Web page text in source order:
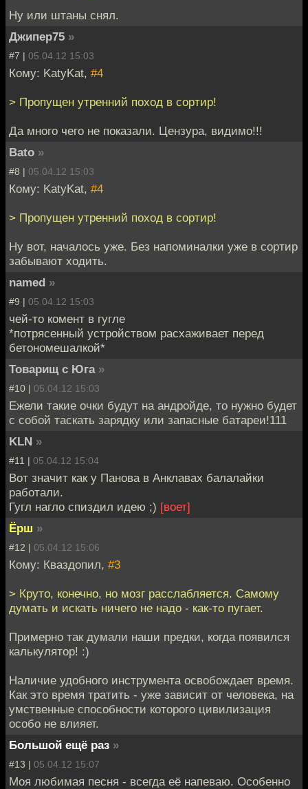
Ну или штаны снял.
Джипер75 »
#7 | 05.04.12 15:03
Кому: KatyKat, #4
> Пропущен утренний поход в сортир!
Да много чего не показали. Цензура, видимо!!!
Bato »
#8 | 05.04.12 15:03
Кому: KatyKat, #4
> Пропущен утренний поход в сортир!
Ну вот, началось уже. Без напоминалки уже в сортир
забывают ходить.
named »
#9 | 05.04.12 15:03
чей-то комент в гугле
*потрясенный устройством расхаживает перед
бетономешалкой*
Товарищ с Юга »
#10 | 05.04.12 15:03
Ежели такие очки будут на андройде, то нужно будет
с собой таскать зарядку или запасные батареи!111
KLN »
#11 | 05.04.12 15:04
Вот значит как у Панова в Анклавах балалайки
работали.
Гугл нагло спиздил идею ;) [воет]
Ёрш »
#12 | 05.04.12 15:06
Кому: Кваздопил, #3
> Круто, конечно, но мозг расслабляется. Самому
думать и искать ничего не надо - как-то пугает.
Примерно так думали наши предки, когда появился
калькулятор! :)
Наличие удобного инструмента освобождает время.
Как это время тратить - уже зависит от человека, на
умственные способности которого цивилизация
особо не влияет.
Большой ещё раз »
#13 | 05.04.12 15:07
Моя любимая песня - всегда её напеваю. Особенно